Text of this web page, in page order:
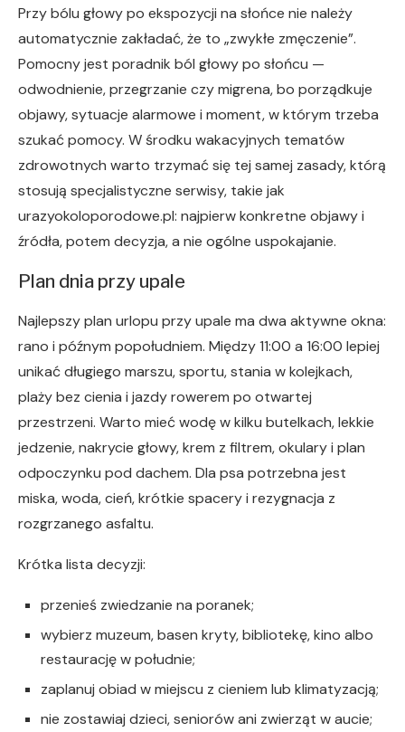
Przy bólu głowy po ekspozycji na słońce nie należy
automatycznie zakładać, że to „zwykłe zmęczenie”.
Pomocny jest poradnik ból głowy po słońcu —
odwodnienie, przegrzanie czy migrena, bo porządkuje
objawy, sytuacje alarmowe i moment, w którym trzeba
szukać pomocy. W środku wakacyjnych tematów
zdrowotnych warto trzymać się tej samej zasady, którą
stosują specjalistyczne serwisy, takie jak
urazyokoloporodowe.pl: najpierw konkretne objawy i
źródła, potem decyzja, a nie ogólne uspokajanie.
Plan dnia przy upale
Najlepszy plan urlopu przy upale ma dwa aktywne okna:
rano i późnym popołudniem. Między 11:00 a 16:00 lepiej
unikać długiego marszu, sportu, stania w kolejkach,
plaży bez cienia i jazdy rowerem po otwartej
przestrzeni. Warto mieć wodę w kilku butelkach, lekkie
jedzenie, nakrycie głowy, krem z filtrem, okulary i plan
odpoczynku pod dachem. Dla psa potrzebna jest
miska, woda, cień, krótkie spacery i rezygnacja z
rozgrzanego asfaltu.
Krótka lista decyzji:
przenieś zwiedzanie na poranek;
wybierz muzeum, basen kryty, bibliotekę, kino albo
restaurację w południe;
zaplanuj obiad w miejscu z cieniem lub klimatyzacją;
nie zostawiaj dzieci, seniorów ani zwierząt w aucie;